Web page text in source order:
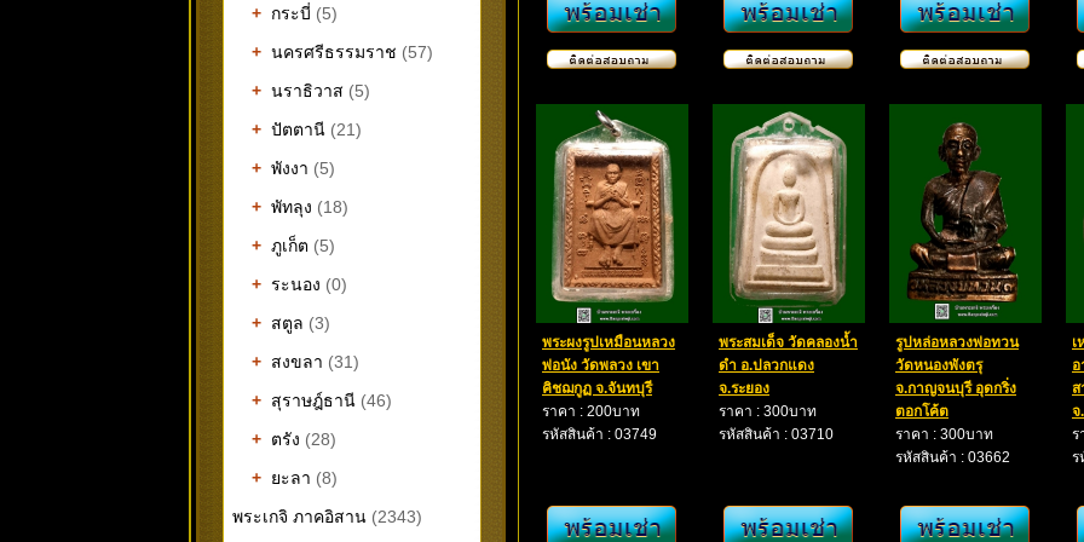
+ กระบี่ (5)
+ นครศรีธรรมราช (57)
+ นราธิวาส (5)
+ ปัตตานี (21)
+ พังงา (5)
+ พัทลุง (18)
+ ภูเก็ต (5)
+ ระนอง (0)
+ สตูล (3)
+ สงขลา (31)
+ สุราษฎ์ธานี (46)
+ ตรัง (28)
+ ยะลา (8)
พระเกจิ ภาคอิสาน (2343)
พระผงรูปเหมือนหลวง
พ่อนัง วัดพลวง เขา
คิชฌกูฏ จ.จันทบุรี
ราคา : 200บาท
รหัสสินค้า : 03749
พระ​สมเด็จ​ วัดคลองน้ำ
ดำ​ อ.ปลวกแดง​
จ.ระยอง​
ราคา : 300บาท
รหัสสินค้า : 03710
รูปหล่อหลวงพ่อทวน
วัดหนองพังตรุ
จ.กาญจนบุรี อุดกริ่ง
ตอกโค้ต
ราคา : 300บาท
รหัสสินค้า : 03662
เ
อ
ส
จ
ร
ร